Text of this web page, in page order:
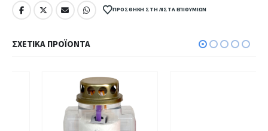
ΠΡΟΣΘΉΚΗ ΣΤΗ ΛΊΣΤΑ ΕΠΙΘΥΜΙΏΝ
ΣΧΕΤΙΚΆ ΠΡΟΪΌΝΤΑ